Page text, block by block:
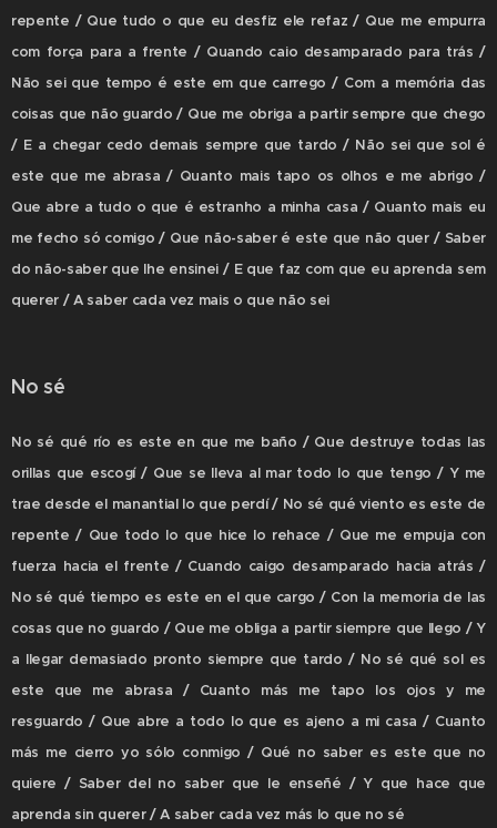
repente / Que tudo o que eu desfiz ele refaz / Que me empurra
com força para a frente / Quando caio desamparado para trás /
Não sei que tempo é este em que carrego / Com a memória das
coisas que não guardo / Que me obriga a partir sempre que chego
/ E a chegar cedo demais sempre que tardo / Não sei que sol é
este que me abrasa / Quanto mais tapo os olhos e me abrigo /
Que abre a tudo o que é estranho a minha casa / Quanto mais eu
me fecho só comigo / Que não-saber é este que não quer / Saber
do não-saber que lhe ensinei / E que faz com que eu aprenda sem
querer / A saber cada vez mais o que não sei
No sé
No sé qué río es este en que me baño / Que destruye todas las
orillas que escogí / Que se lleva al mar todo lo que tengo / Y me
trae desde el manantial lo que perdí / No sé qué viento es este de
repente / Que todo lo que hice lo rehace / Que me empuja con
fuerza hacia el frente / Cuando caigo desamparado hacia atrás /
No sé qué tiempo es este en el que cargo / Con la memoria de las
cosas que no guardo / Que me obliga a partir siempre que llego / Y
a llegar demasiado pronto siempre que tardo / No sé qué sol es
este que me abrasa / Cuanto más me tapo los ojos y me
resguardo / Que abre a todo lo que es ajeno a mi casa / Cuanto
más me cierro yo sólo conmigo / Qué no saber es este que no
quiere / Saber del no saber que le enseñé / Y que hace que
aprenda sin querer / A saber cada vez más lo que no sé